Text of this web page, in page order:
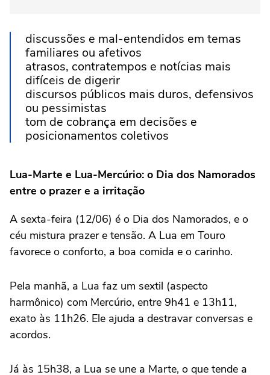
discussões e mal-entendidos em temas
familiares ou afetivos
atrasos, contratempos e notícias mais
difíceis de digerir
discursos públicos mais duros, defensivos
ou pessimistas
tom de cobrança em decisões e
posicionamentos coletivos
Lua-Marte e Lua-Mercúrio: o Dia dos Namorados
entre o prazer e a irritação
A sexta-feira (12/06) é o Dia dos Namorados, e o
céu mistura prazer e tensão. A Lua em Touro
favorece o conforto, a boa comida e o carinho.
Pela manhã, a Lua faz um sextil (aspecto
harmônico) com Mercúrio, entre 9h41 e 13h11,
exato às 11h26. Ele ajuda a destravar conversas e
acordos.
Já às 15h38, a Lua se une a Marte, o que tende a